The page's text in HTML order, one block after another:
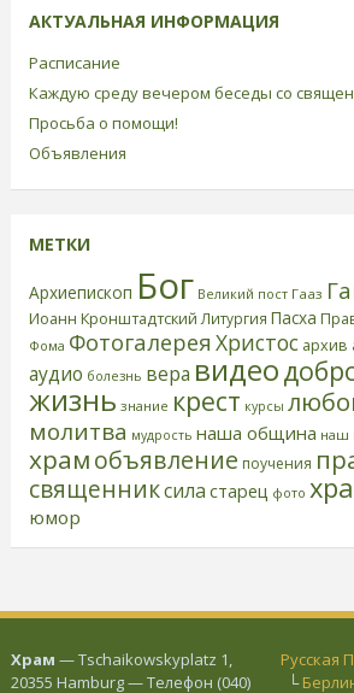
АКТУАЛЬНАЯ ИНФОРМАЦИЯ
Расписание
Каждую среду вечером беседы со
Просьба о помощи!
Объявления
МЕТКИ
Архиепископ Бог Великий пост Гааз
Иоанн Кронштадтский Литургия Пасха
Фома Фотогалерея Христос архив
аудио болезнь вера видео
жизнь знание крест курсы
молитва мудрость наша община наш
храмобъявление поучения
священниксила старец фото
юмор
Храм — Tschaikowskyplatz 1,
20355 Hamburg — Телефон (040)
Русская
└